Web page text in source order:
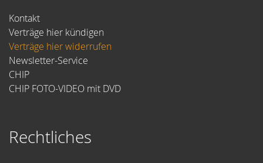
Kontakt
Verträge hier kündigen
Verträge hier widerrufen
Newsletter-Service
CHIP
CHIP FOTO-VIDEO mit DVD
Rechtliches